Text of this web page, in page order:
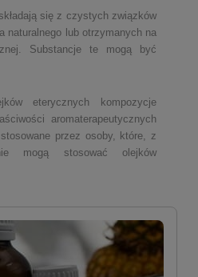
się z czystych związków
naturalnego lub otrzymanych na
Substancje te mogą być
eterycznych kompozycje
aromaterapeutycznych
przez osoby, które, z
mogą stosować olejków